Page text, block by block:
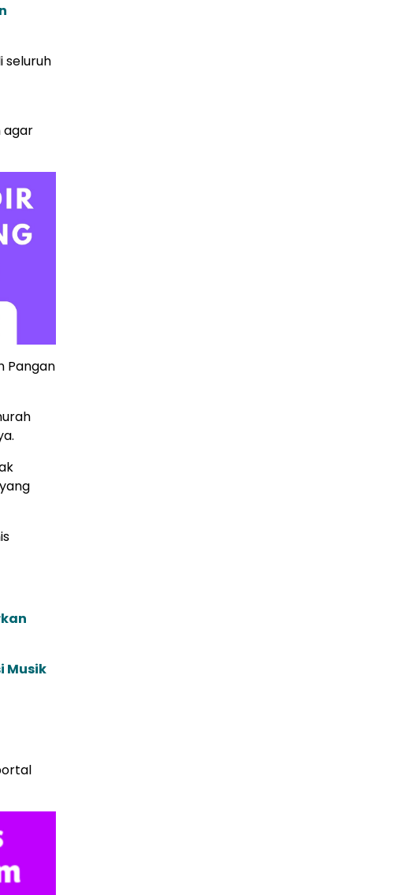
seluruh
agar
Pangan
Musik